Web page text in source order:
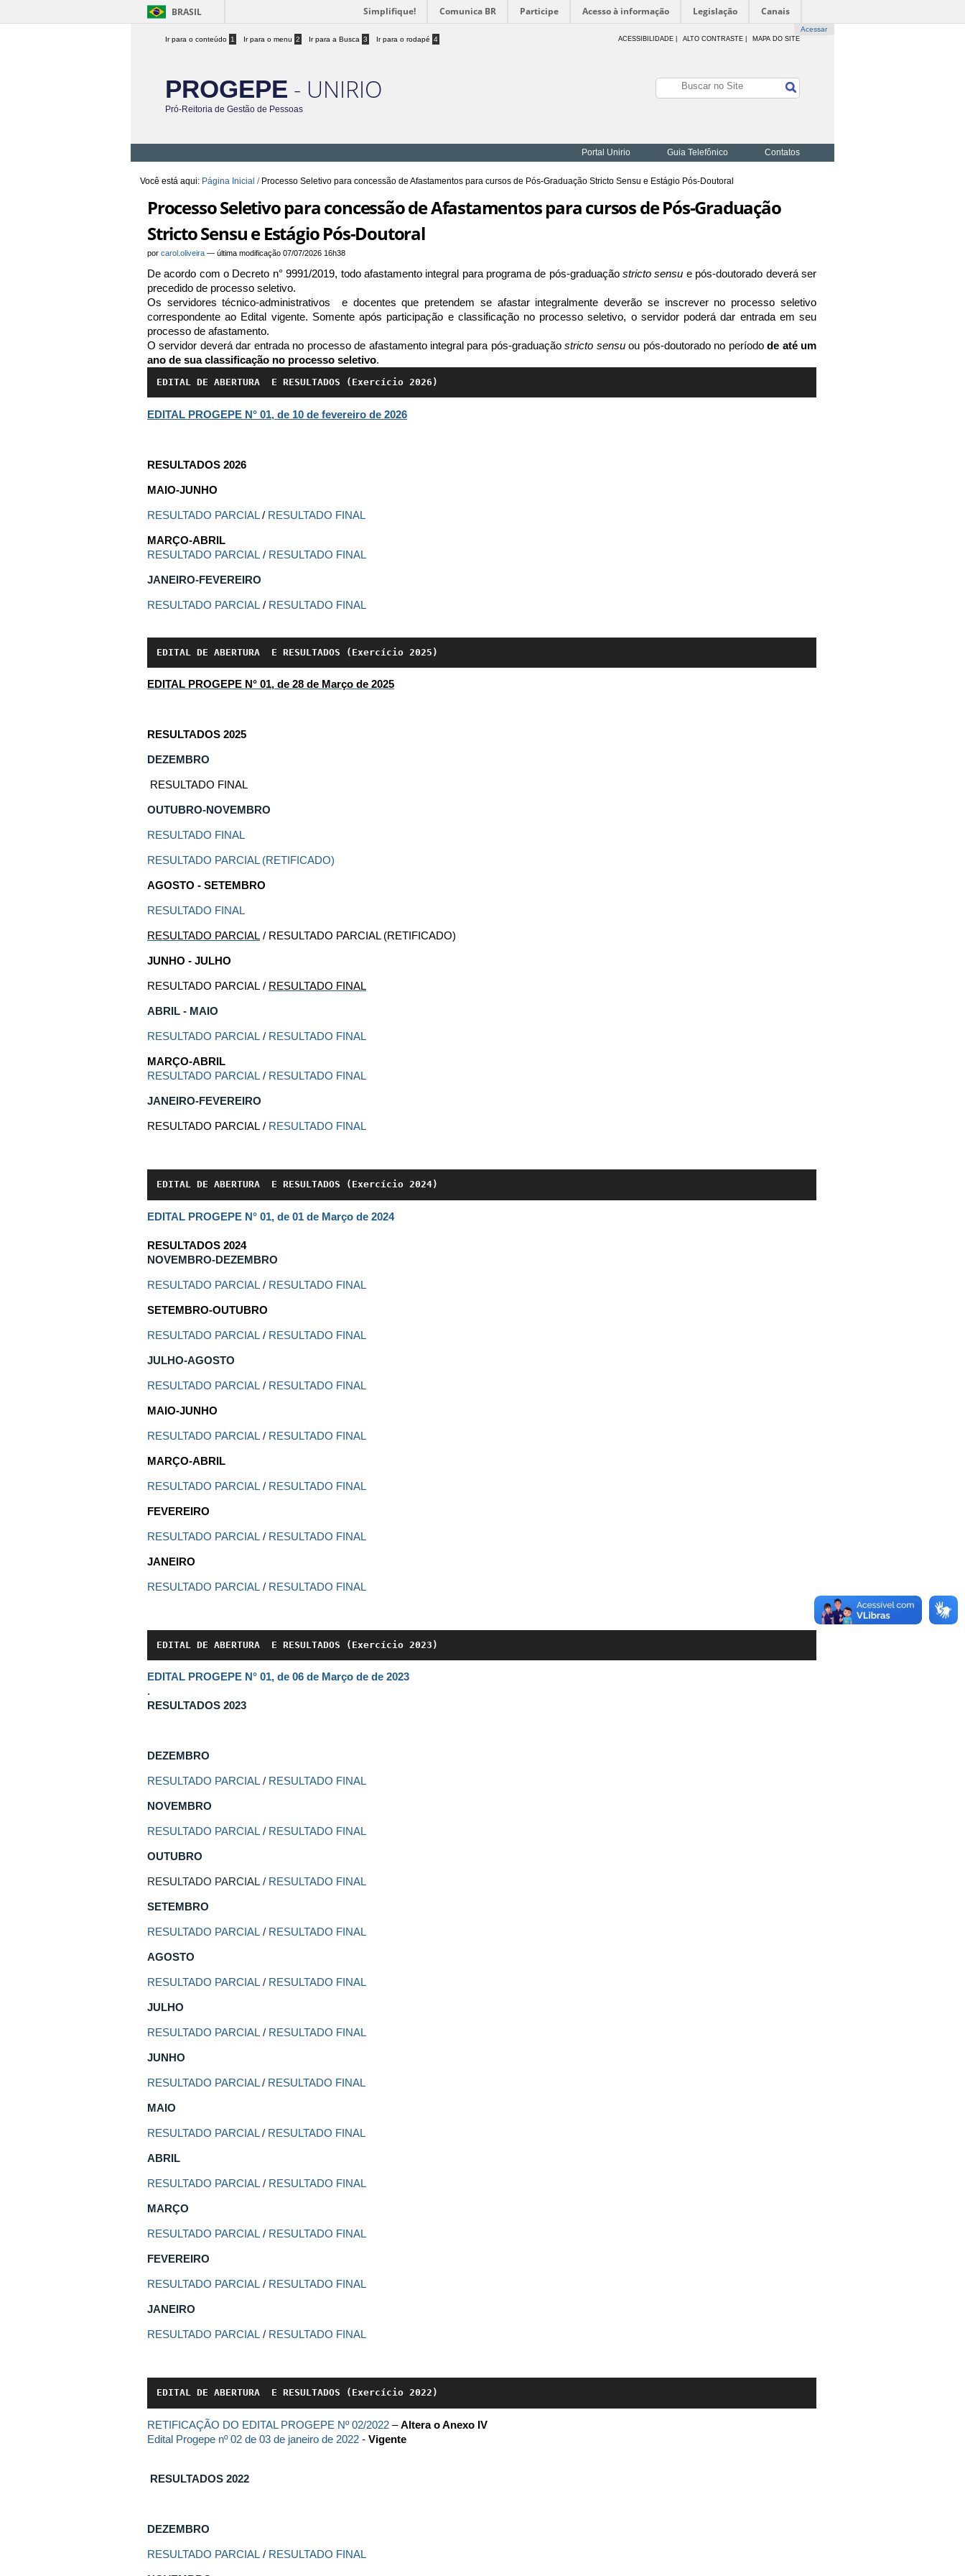
BRASIL Simplifique! Comunica BR Participe Acesso à informação Legislação Canais
Acessar
Ir para o conteúdo 1 Ir para o menu 2 Ir para a Busca 3 Ir para o rodapé 4 ACESSIBILIDADE ALTO CONTRASTE | MAPA DO SITE
PROGEPE - UNIRIO
Pró-Reitoria de Gestão de Pessoas
Portal Unirio Guia Telefônico Contatos
Você está aqui: Página Inicial / Processo Seletivo para concessão de Afastamentos para cursos de Pós-Graduação Stricto Sensu e Estágio Pós-Doutoral
Processo Seletivo para concessão de Afastamentos para cursos de Pós-Graduação
Stricto Sensu e Estágio Pós-Doutoral
por carol.oliveira — última modificação 07/07/2026 16h38
De acordo com o Decreto n° 9991/2019, todo afastamento integral para programa de pós-graduaçãostricto sensu e pós-doutorado deverá ser
precedido de processo seletivo.
Os servidores técnico-administrativos e docentes que pretendem se afastar integralmente deverão se inscrever no processo seletivo
correspondente ao Edital vigente. Somente após participação e classificação no processo seletivo, o servidor poderá dar entrada em seu
processo de afastamento.
O servidor deverá dar entrada no processo de afastamento integral para pós-graduaçãostricto sensuou pós-doutorado no períodode até um
ano de sua classificação no processo seletivo.
EDITAL DE ABERTURA  E RESULTADOS (Exercício 2026)
EDITAL PROGEPE N° 01, de 10 de fevereiro de 2026
RESULTADOS 2026
MAIO-JUNHO
RESULTADO PARCIAL/ RESULTADO FINAL
MARÇO-ABRIL
RESULTADO PARCIAL / RESULTADO FINAL
JANEIRO-FEVEREIRO
RESULTADO PARCIAL / RESULTADO FINAL
EDITAL DE ABERTURA  E RESULTADOS (Exercício 2025)
EDITAL PROGEPE N° 01, de 28 de Março de 2025
RESULTADOS 2025
DEZEMBRO
RESULTADO FINAL
OUTUBRO-NOVEMBRO
RESULTADO FINAL
RESULTADO PARCIAL (RETIFICADO)
AGOSTO - SETEMBRO
RESULTADO FINAL
RESULTADO PARCIAL / RESULTADO PARCIAL (RETIFICADO)
JUNHO - JULHO
RESULTADO PARCIAL / RESULTADO FINAL
ABRIL - MAIO
RESULTADO PARCIAL / RESULTADO FINAL
MARÇO-ABRIL
RESULTADO PARCIAL / RESULTADO FINAL
JANEIRO-FEVEREIRO
RESULTADO PARCIAL / RESULTADO FINAL
EDITAL DE ABERTURA  E RESULTADOS (Exercício 2024)
EDITAL PROGEPE N° 01, de 01 de Março de 2024
RESULTADOS 2024
NOVEMBRO-DEZEMBRO
RESULTADO PARCIAL / RESULTADO FINAL
SETEMBRO-OUTUBRO
RESULTADO PARCIAL / RESULTADO FINAL
JULHO-AGOSTO
RESULTADO PARCIAL / RESULTADO FINAL
MAIO-JUNHO
RESULTADO PARCIAL / RESULTADO FINAL
MARÇO-ABRIL
RESULTADO PARCIAL / RESULTADO FINAL
FEVEREIRO
RESULTADO PARCIAL / RESULTADO FINAL
JANEIRO
RESULTADO PARCIAL / RESULTADO FINAL
EDITAL DE ABERTURA  E RESULTADOS (Exercício 2023)
EDITAL PROGEPE N° 01, de 06 de Março de de 2023
.
RESULTADOS 2023
DEZEMBRO
RESULTADO PARCIAL / RESULTADO FINAL
NOVEMBRO
RESULTADO PARCIAL / RESULTADO FINAL
OUTUBRO
RESULTADO PARCIAL / RESULTADO FINAL
SETEMBRO
RESULTADO PARCIAL / RESULTADO FINAL
AGOSTO
RESULTADO PARCIAL / RESULTADO FINAL
JULHO
RESULTADO PARCIAL / RESULTADO FINAL
JUNHO
RESULTADO PARCIAL/ RESULTADO FINAL
MAIO
RESULTADO PARCIAL/ RESULTADO FINAL
ABRIL
RESULTADO PARCIAL / RESULTADO FINAL
MARÇO
RESULTADO PARCIAL / RESULTADO FINAL
FEVEREIRO
RESULTADO PARCIAL / RESULTADO FINAL
JANEIRO
RESULTADO PARCIAL / RESULTADO FINAL
EDITAL DE ABERTURA  E RESULTADOS (Exercício 2022)
RETIFICAÇÃO DO EDITAL PROGEPE Nº 02/2022 –Altera o Anexo IV
Edital Progepe nº 02 de 03 de janeiro de 2022 - Vigente
RESULTADOS 2022
DEZEMBRO
RESULTADO PARCIAL / RESULTADO FINAL